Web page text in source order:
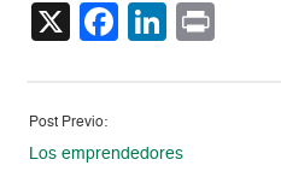
X Facebook
Post Previo:
Los emprendedores